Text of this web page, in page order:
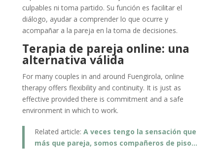
culpables ni toma partido. Su función es facilitar el
diálogo, ayudar a comprender lo que ocurre y
acompañar a la pareja en la toma de decisiones.
Terapia de pareja online: una
alternativa válida
For many couples in and around Fuengirola, online
therapy offers flexibility and continuity. It is just as
effective provided there is commitment and a safe
environment in which to work.
Related article: A veces tengo la sensación que
más que pareja, somos compañeros de piso…